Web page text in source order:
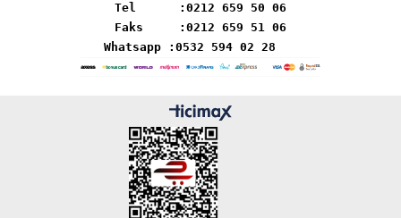
Tel      :
Whatsapp :0532 594 02 28